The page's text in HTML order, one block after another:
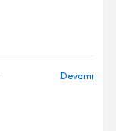
Devamı